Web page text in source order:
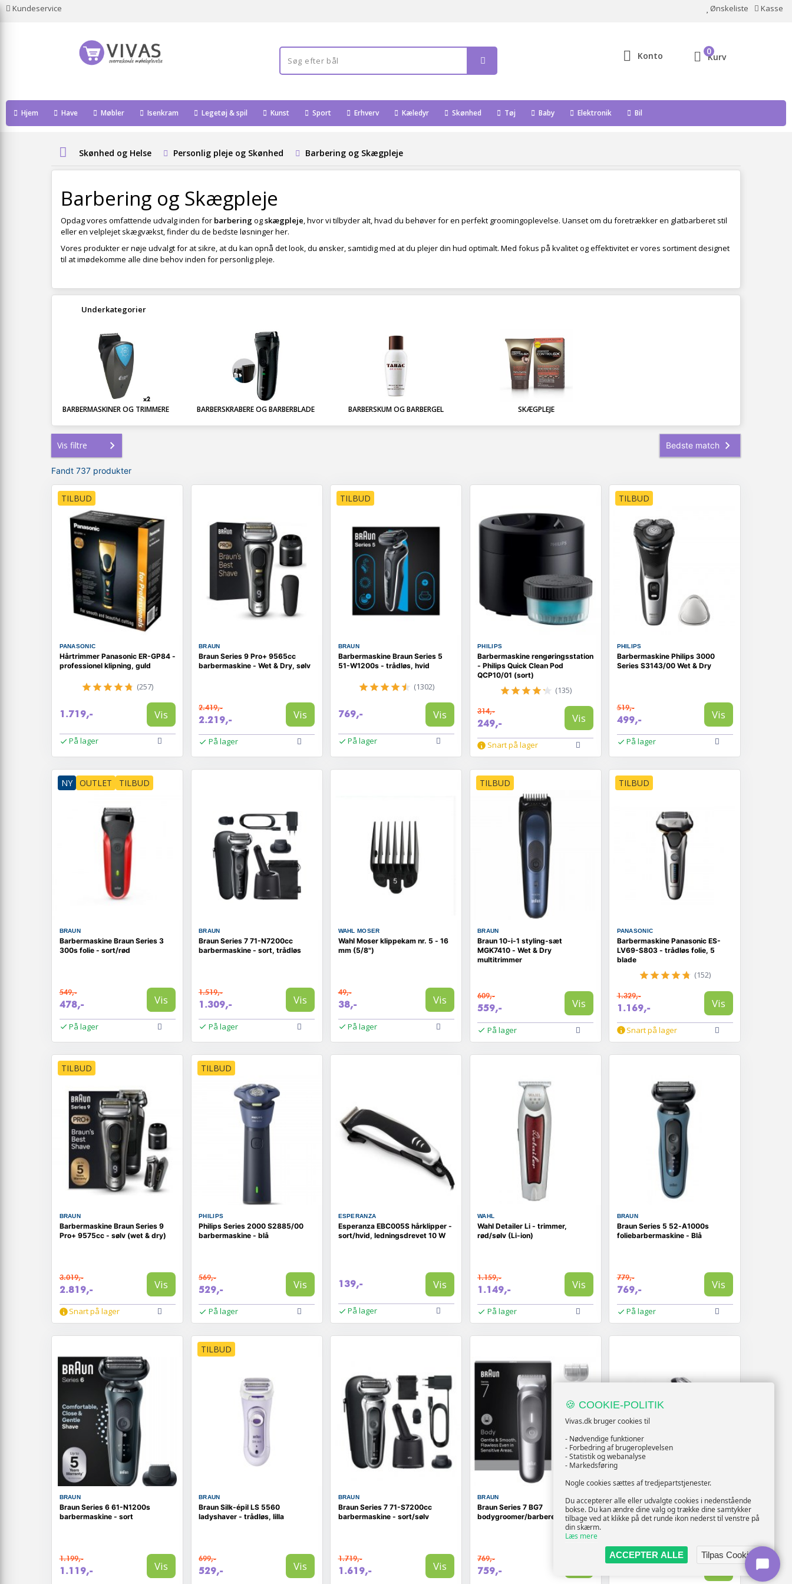
Kundeservice Ønskeliste Kasse
Konto Kurv
0
Hjem Have Møbler Isenkram Legetøj & spil Kunst Sport Erhverv Kæledyr Skønhed Tøj Baby Elektronik Bil
Skønhed og Helse Personlig pleje og Skønhed Barbering og Skægpleje
Barbering og Skægpleje
Opdag vores omfattende udvalg inden for barberingogskægpleje, hvor vi tilbyder alt, hvad du behøver for en perfekt groomingoplevelse. Uanset om du foretrækker en glatbarberet stil
eller en velplejet skægvækst, finder du de bedste løsninger her.
Vores produkter er nøje udvalgt for at sikre, at du kan opnå det look, du ønsker, samtidig med at du plejer din hud optimalt. Med fokus på kvalitet og effektivitet er vores sortiment designet
til at imødekomme alle dine behov inden for personlig pleje.
Underkategorier
BARBERMASKINER OG TRIMMERE BARBERSKRABERE OG BARBERBLADE BARBERSKUM OG BARBERGEL SKÆGPLEJE
Vis filtre
Fandt 737 produkter
TILBUD
PANASONIC
Hårtrimmer Panasonic ER-GP84 -
professionel klipning, guld
(257)
1.719,- Vis
På lager
BRAUN
Braun Series 9 Pro+ 9565cc
barbermaskine - Wet & Dry, sølv
2.419,-
2.219,- Vis
På lager
TILBUD
BRAUN
Barbermaskine Braun Series 5
51-W1200s - trådløs, hvid
(1302)
769,- Vis
På lager
PHILIPS
Barbermaskine rengøringsstation
- Philips Quick Clean Pod
QCP10/01 (sort)
(135)
314,-
249,- Vis
Snart på lager
TILBUD
PHILIPS
Barbermaskine Philips 3000
Series S3143/00 Wet & Dry
519,-
499,- Vis
På lager
NY OUTLET TILBUD
BRAUN
Barbermaskine Braun Series 3
300s folie - sort/rød
549,-
478,- Vis
På lager
BRAUN
Braun Series 7 71-N7200cc
barbermaskine - sort, trådløs
1.519,-
1.309,- Vis
På lager
WAHL MOSER
Wahl Moser klippekam nr. 5 - 16
mm (5/8")
49,-
38,- Vis
På lager
TILBUD
BRAUN
Braun 10-i-1 styling-sæt
MGK7410 - Wet & Dry
multitrimmer
609,-
559,- Vis
På lager
TILBUD
PANASONIC
Barbermaskine Panasonic ES-
LV69-S803 - trådløs folie, 5
blade
(152)
1.329,-
1.169,- Vis
Snart på lager
TILBUD
BRAUN
Barbermaskine Braun Series 9
Pro+ 9575cc - sølv (wet & dry)
3.019,-
2.819,- Vis
Snart på lager
TILBUD
PHILIPS
Philips Series 2000 S2885/00
barbermaskine - blå
569,-
529,- Vis
På lager
ESPERANZA
Esperanza EBC005S hårklipper -
sort/hvid, ledningsdrevet 10 W
139,- Vis
På lager
WAHL
Wahl Detailer Li - trimmer,
rød/sølv (Li‑ion)
1.159,-
1.149,- Vis
På lager
BRAUN
Braun Series 5 52‑A1000s
foliebarbermaskine - Blå
779,-
769,- Vis
På lager
BRAUN
Braun Series 6 61-N1200s
barbermaskine - sort
1.199,-
1.119,- Vis
TILBUD
BRAUN
Braun Silk-épil LS 5560
ladyshaver - trådløs, lilla
699,-
529,- Vis
BRAUN
Braun Series 7 71-S7200cc
barbermaskine - sort/sølv
1.719,-
1.619,- Vis
BRAUN
Braun Series 7 BG7
bodygroomer/barberer - Grå
769,-
759,-
ADLER
Adler AD 2910 roterende
barbermaskine med trimmer -
🍪 COOKIE-POLITIK
Vivas.dk bruger cookies til
- Nødvendige funktioner
- Forbedring af brugeroplevelsen
- Statistik og webanalyse
- Markedsføring
Nogle cookies sættes af tredjepartstjenester.
Du accepterer alle eller udvalgte cookies i nedenstående
bokse. Du kan ændre dine valg og trække dine samtykker
tilbage ved at klikke på det runde ikon nederst til venstre på
din skærm.
Læs mere
ACCEPTER ALLE
Tilpas Cookies